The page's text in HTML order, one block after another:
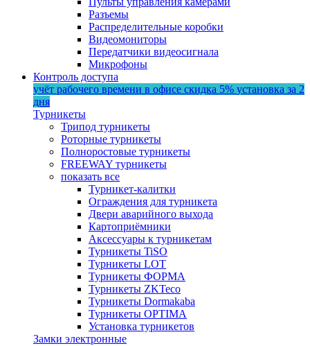
Разъемы
Распределительные коробки
Видеомониторы
Передатчики видеосигнала
Микрофоны
Контроль доступа
учёт рабочего времени в офисе скидка 5% установка за 2
дня
Турникеты
Трипод турникеты
Роторные турникеты
Полноростовые турникеты
FREEWAY турникеты
показать все
Турникет-калитки
Ограждения для турникета
Двери аварийного выхода
Картоприёмники
Аксессуары к турникетам
Турникеты TiSO
Турникеты LOT
Турникеты ФОРМА
Турникеты ZKTeco
Турникеты Dormakaba
Турникеты OPTIMA
Установка турникетов
Замки электронные